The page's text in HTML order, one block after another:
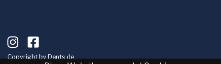
Copyright byDents.de